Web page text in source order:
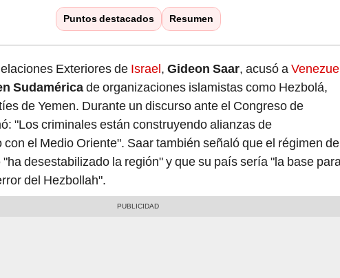
Puntos destacados Resumen
Exteriores de Israel, Gideon Saar, acusó a
Sudaméricade organizaciones islamistas como Hezbolá,
de Yemen. Durante un discurso ante el Congreso de
"Los criminales están construyendo alianzas de
el Medio Oriente". Saar también señaló que el régimen de
desestabilizado la región" y que su país sería "la base
del Hezbollah".